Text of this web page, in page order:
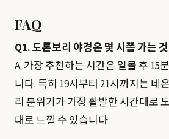
FAQ
Q1. 도톤보리 야경은 몇 시쯤 가는
A. 가장 추천하는 시간은 일몰 후 15
니다. 특히 19시부터 21시까지는 네
리 분위기가 가장 활발한 시간대로
대로 느낄 수 있습니다.